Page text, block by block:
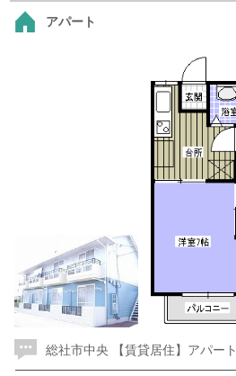
アパート
総社市中央 【賃貸居住】アパート